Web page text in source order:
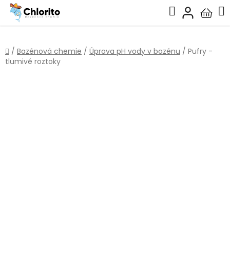
Přejít
obsah
Hledat
košík
Domů
/ Bazénová chemie / Úprava pH vody v bazénu / Pufry -
tlumivé roztoky